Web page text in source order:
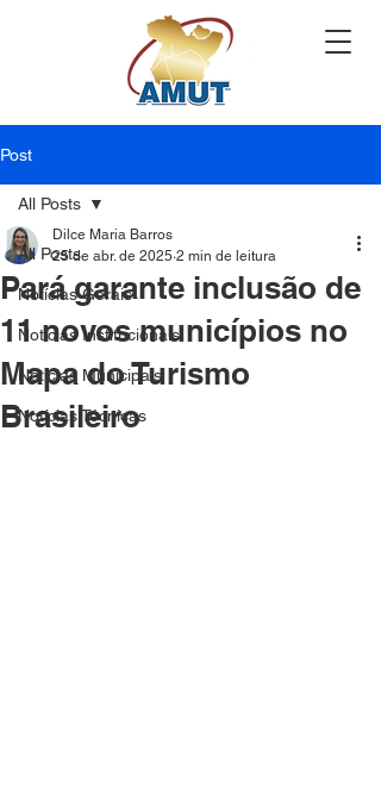
Post
All Posts
Notícias Gerais
Notícias Institucionais
Notícias Municipais
Notícias Técnicas
All Posts
Pará garante inclusão de
11 novos municípios no
Mapa do Turismo
Brasileiro
Dilce Maria Barros
25 de abr. de 2025 2 min de leitura